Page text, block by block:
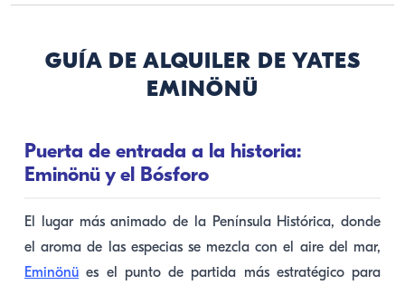
GUÍA DE ALQUILER DE YATES
EMINÖNÜ
Puerta de entrada a la historia:
Eminönü y el Bósforo
El lugar más animado de la Península Histórica, donde
el aroma de las especias se mezcla con el aire del mar,
Eminönü es el punto de partida más estratégico para